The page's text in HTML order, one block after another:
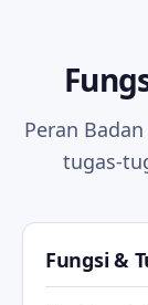
Peran
tugas-
Fungsi &